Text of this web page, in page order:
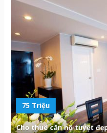
75 Triệu
Cho thuê căn hộ tuyệt